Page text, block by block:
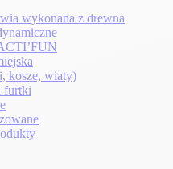
wykonana z drewna
kosze, wiaty)
furtki